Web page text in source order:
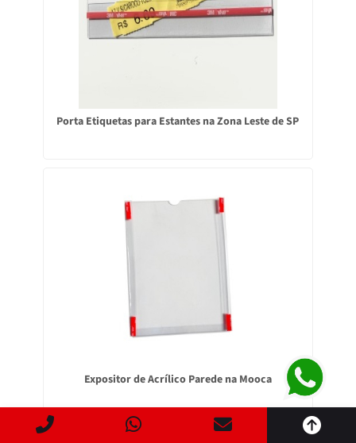
Porta Etiquetas para Estantes na Zona Leste de SP
Expositor de Acrílico Parede na Mooca